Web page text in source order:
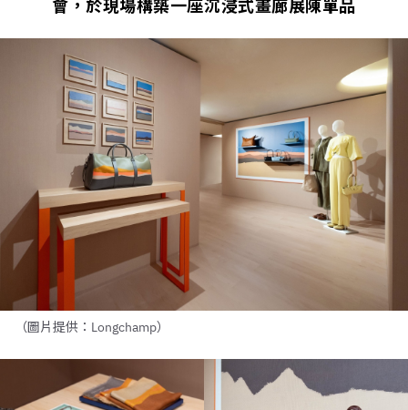
會，於現場構築一座沉浸式畫廊展陳單品
（圖片提供：Longchamp）